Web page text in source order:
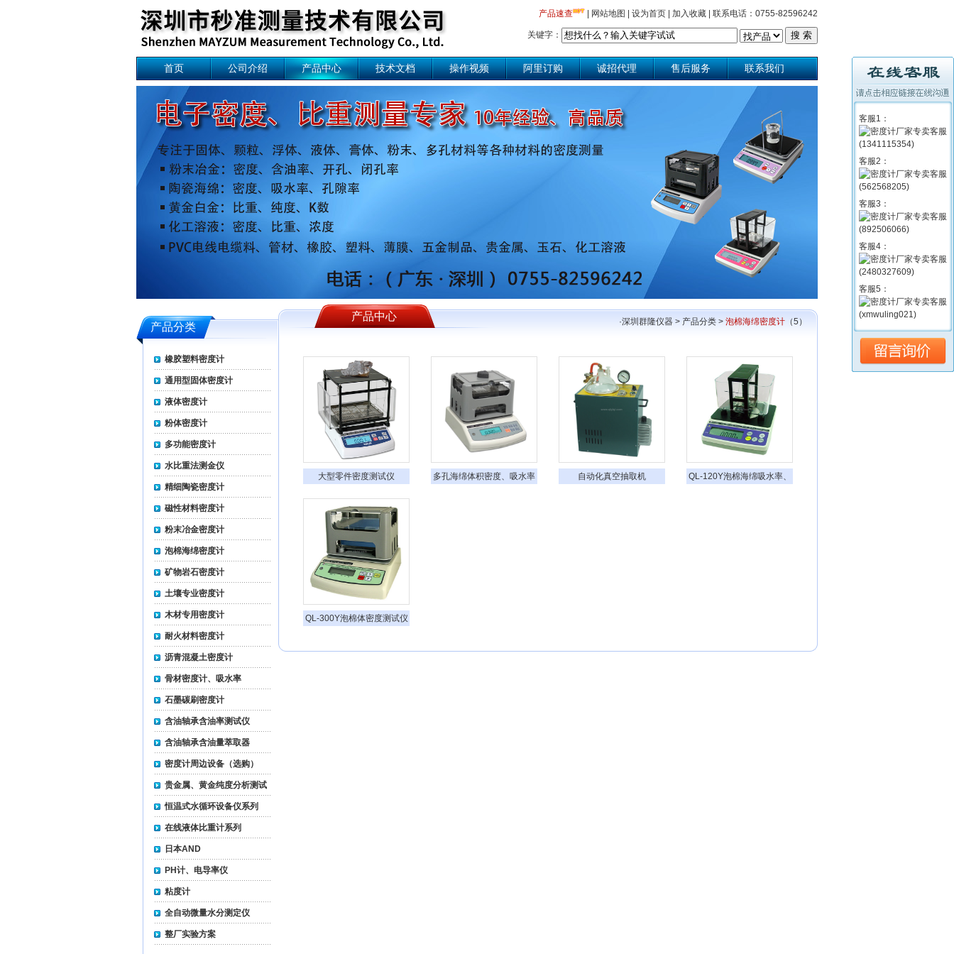
产品速查 网站地图 设为首页 加入收藏 联系电话：0755-82596242
关键字：
首页 公司介绍 产品中心 技术文档 操作视频 阿里订购 诚招代理 售后服务 联系我们
产品分类
橡胶塑料密度计
通用型固体密度计
液体密度计
粉体密度计
多功能密度计
水比重法测金仪
精细陶瓷密度计
磁性材料密度计
粉末冶金密度计
泡棉海绵密度计
矿物岩石密度计
土壤专业密度计
木材专用密度计
耐火材料密度计
沥青混凝土密度计
骨材密度计、吸水率
石墨碳刷密度计
含油轴承含油率测试仪
含油轴承含油量萃取器
密度计周边设备（选购）
贵金属、黄金纯度分析测试
仪
恒温式水循环设备仪系列
在线液体比重计系列
日本AND
PH计、电导率仪
粘度计
全自动微量水分测定仪
整厂实验方案
产品中心 ·深圳群隆仪器 > 产品分类 > 泡棉海绵密度计 （5）
大型零件密度测试仪
多孔海绵体积密度、吸水率
自动化真空抽取机
QL-120Y泡棉海绵吸水率、
QL-300Y泡棉体密度测试仪
客服1：
客服2：
客服3：
客服4：
客服5：